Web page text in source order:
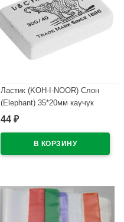
Ластик (KOH-I-NOOR) Слон
(Elephant) 35*20мм каучук
арт.300/40-48
44 ₽